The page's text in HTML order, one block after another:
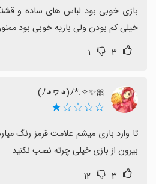
خیلی کم بودن ولی بازیه خوبی بود
۳ ۱
☆☆☆☆★
بیرون از بازی خیلی چرته نصب نکنید
۳ ۱۲